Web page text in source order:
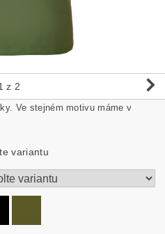
z 2
Ve stejném motivu máme v
variantu